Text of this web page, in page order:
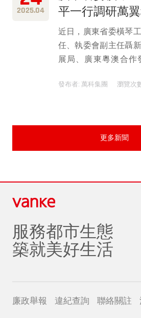
2025.04
平一行調研萬
近日，廣東省委橫琴
任、執委會副主任聶
展局、廣東粵澳合作
訪萬翼科技有限公司
發布者: 萬科集團 瀏覽次
更多新聞
服務都市生態
築就美好生活
廉政舉報 違紀查詢 聯絡關註